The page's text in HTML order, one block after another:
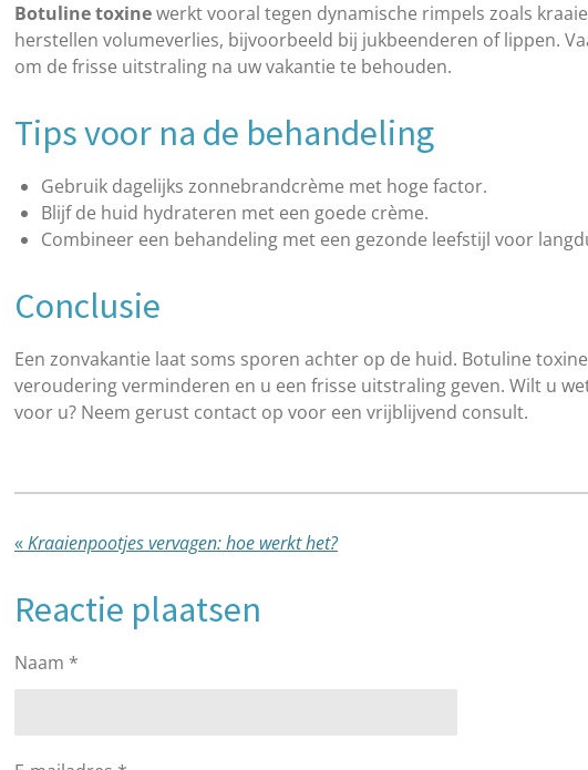
Botuline toxinewerkt vooral tegen dynamische rimpels zoals
herstellen volumeverlies, bijvoorbeeld bij jukbeenderen of lippen.
om de frisse uitstraling na uw vakantie te behouden.
Tips voor na de behandeling
Gebruik dagelijks zonnebrandcrème met hoge factor.
Blijf de huid hydrateren met een goede crème.
Combineer een behandeling met een gezonde leefstijl voor
Conclusie
Een zonvakantie laat soms sporen achter op de huid. Botuline
veroudering verminderen en u een frisse uitstraling geven. Wilt u
voor u? Neem gerust contact op voor een vrijblijvend consult.
«Kraaienpootjes vervagen: hoe werkt het?
Reactie plaatsen
Naam *